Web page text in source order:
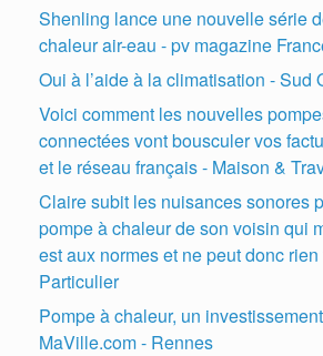
Shenling lance une nouvelle série
chaleur air-eau - pv magazine
Oui à l’aide à la climatisation - Sud
Voici comment les nouvelles
connectées vont bousculer vos
et le réseau français - Maison &
Claire subit les nuisances sonores
pompe à chaleur de son voisin qui
est aux normes et ne peut donc
Particulier
Pompe à chaleur, un
MaVille.com - Rennes